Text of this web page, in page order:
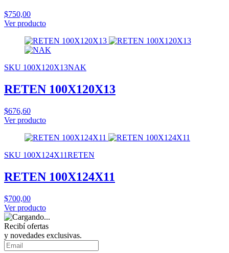
$750,00
Ver producto
SKU 100X120X13NAK
RETEN 100X120X13
$676,60
Ver producto
SKU 100X124X11RETEN
RETEN 100X124X11
$700,00
Ver producto
Recibí ofertas
y novedades exclusivas.